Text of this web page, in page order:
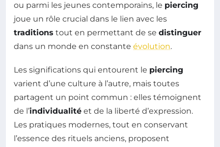
ou parmi les jeunes contemporains, le piercing
joue un rôle crucial dans le lien avec les
traditions tout en permettant de se distinguer
dans un monde en constante évolution.
Les significations qui entourent le piercing
varient d’une culture à l’autre, mais toutes
partagent un point commun : elles témoignent
de l’individualité et de la liberté d’expression.
Les pratiques modernes, tout en conservant
l’essence des rituels anciens, proposent